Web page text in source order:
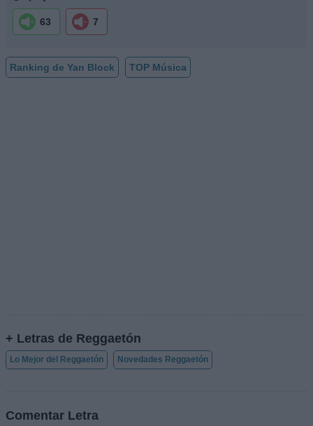
63 7
Ranking de Yan Block TOP Música
+ Letras de Reggaetón
Lo Mejor del Reggaetón Novedades Reggaetón
Comentar Letra